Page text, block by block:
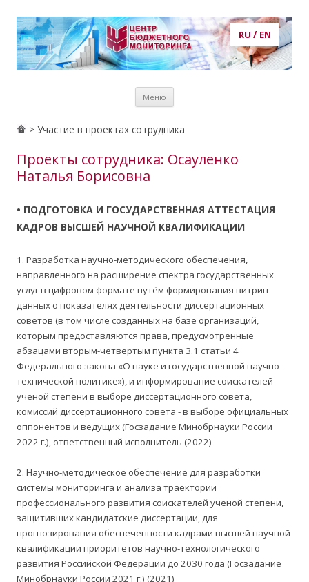
RU / EN
потребности в кадрах, рынок труда, образование, публикации,
Меню
> Участие в проектах сотрудника
Проекты сотрудника: Осауленко
Наталья Борисовна
• ПОДГОТОВКА И ГОСУДАРСТВЕННАЯ АТТЕСТАЦИЯ
КАДРОВ ВЫСШЕЙ НАУЧНОЙ КВАЛИФИКАЦИИ
1. Разработка научно-методического обеспечения,
направленного на расширение спектра государственных
услуг в цифровом формате путём формирования витрин
данных о показателях деятельности диссертационных
советов (в том числе созданных на базе организаций,
которым предоставляются права, предусмотренные
абзацами вторым-четвертым пункта 3.1 статьи 4
Федерального закона «О науке и государственной научно-
технической политике»), и информирование соискателей
ученой степени в выборе диссертационного совета,
комиссий диссертационного совета - в выборе официальных
оппонентов и ведущих (Госзадание Минобрнауки России
2022 г.), ответственный исполнитель (2022)
2. Научно-методическое обеспечение для разработки
системы мониторинга и анализа траектории
профессионального развития соискателей ученой степени,
защитивших кандидатские диссертации, для
прогнозирования обеспеченности кадрами высшей научной
квалификации приоритетов научно-технологического
развития Российской Федерации до 2030 года (Госзадание
Минобрнауки России 2021 г.) (2021)